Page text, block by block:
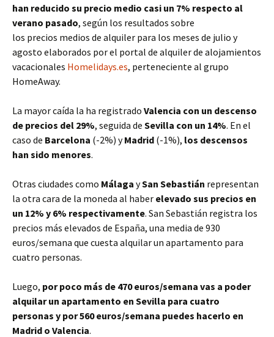
han reducido su precio medio casi un 7% respecto al
verano pasado, según los resultados sobre
los precios medios de alquiler para los meses de julio y
agosto elaborados por el portal de alquiler de alojamientos
vacacionales Homelidays.es, perteneciente al grupo
HomeAway.
La mayor caída la ha registrado Valencia con un descenso
de precios del 29%, seguida de Sevilla con un 14%. En el
caso de Barcelona (-2%) yMadrid (-1%), los descensos
han sido menores.
Otras ciudades como Málaga ySan Sebastián representan
la otra cara de la moneda al haber elevado sus precios en
un 12% y 6% respectivamente. San Sebastián registra los
precios más elevados de España, una media de 930
euros/semana que cuesta alquilar un apartamento para
cuatro personas.
Luego, por poco más de 470 euros/semana vas a poder
alquilar un apartamento en Sevilla para cuatro
personas y por 560 euros/semana puedes hacerlo en
Madrid o Valencia.